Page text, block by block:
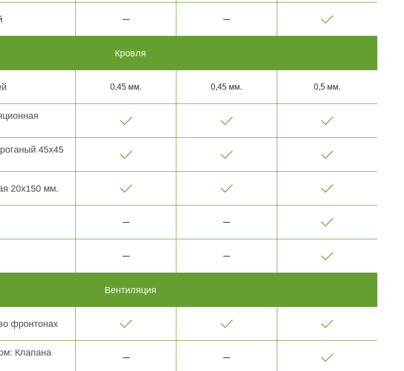
Кровля
0,45 мм. 0,45 мм. 0,5 мм.
45х45
20х150 мм.
Вентиляция
фронтонах
Клапана